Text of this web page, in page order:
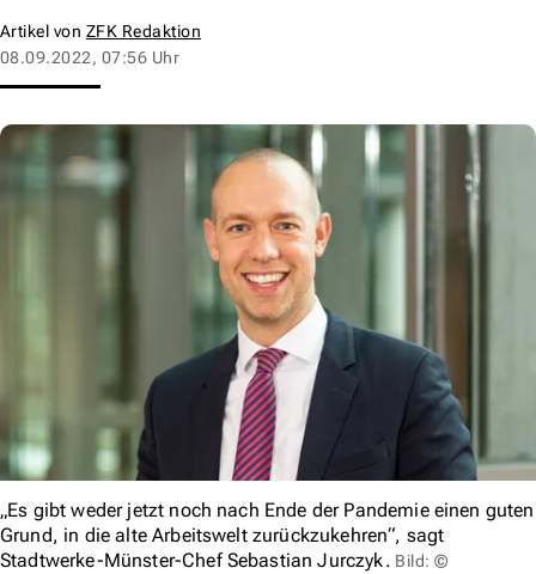
Artikel von ZFK Redaktion
08.09.2022, 07:56 Uhr
„Es gibt weder jetzt noch nach Ende der Pandemie einen guten
Grund, in die alte Arbeitswelt zurückzukehren“, sagt
Stadtwerke-Münster-Chef Sebastian Jurczyk. Bild: ©